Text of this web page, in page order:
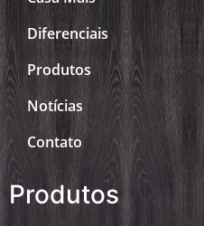
Diferenciais
Produtos
Notícias
Contato
Produtos